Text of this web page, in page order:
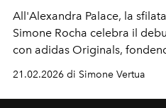
All'Alexandra Palace, la
Simone Rocha celebra il
con adidas Originals,
21.02.2026 di Simone Vertua